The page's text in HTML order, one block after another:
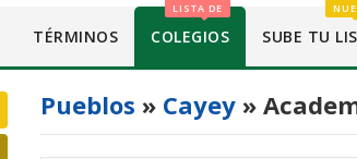
TÉRMINOS COLEGIOS
LISTA DE
SUBE TU
Pueblos » Cayey»